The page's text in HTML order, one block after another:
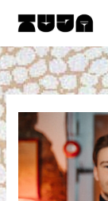
content